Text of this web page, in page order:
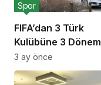
FIFA’dan 3 Türk
Kulübüne 3 Dönem
Transfer Yasağı!
Spor
3 ay önce